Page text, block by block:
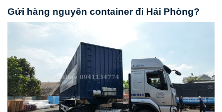
Gửi hàng nguyên container đi Hải Phòng?